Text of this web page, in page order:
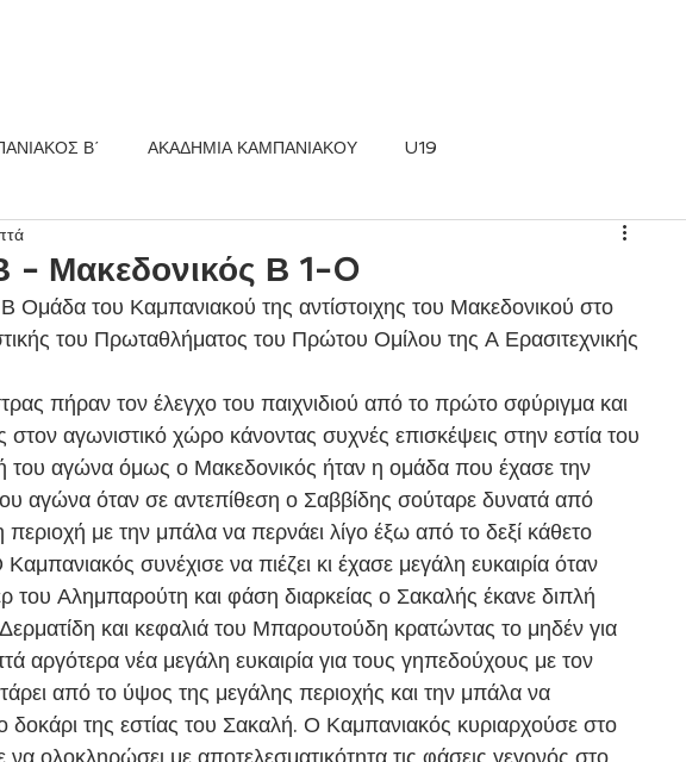
Β΄ ΑΚΑΔΗΜΙΑ ΚΑΜΠΑΝΙΑΚΟΥ U19
- Μακεδονικός Β 1-0
του Πρωταθλήματος του Πρώτου Ομίλου της Α Ερασιτεχνικής
αγωνιστικό χώρο κάνοντας συχνές επισκέψεις στην εστία του
του αγώνα όμως ο Μακεδονικός ήταν η ομάδα που έχασε την
αγώνα όταν σε αντεπίθεση ο Σαββίδης σούταρε δυνατά από
με την μπάλα να περνάει λίγο έξω από το δεξί κάθετο
συνέχισε να πιέζει κι έχασε μεγάλη ευκαιρία όταν
του Αλημπαρούτη και φάση διαρκείας ο Σακαλής έκανε διπλή
και κεφαλιά του Μπαρουτούδη κρατώντας το μηδέν για
αργότερα νέα μεγάλη ευκαιρία για τους γηπεδούχους με τον
από το ύψος της μεγάλης περιοχής και την μπάλα να
δοκάρι της εστίας του Σακαλή. Ο Καμπανιακός κυριαρχούσε στο
ολοκληρώσει με αποτελεσματικότητα τις φάσεις γεγονός στο